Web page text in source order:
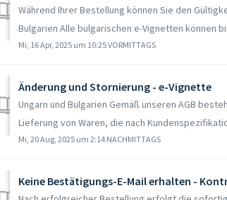
Während Ihrer Bestellung können Sie den
Bulgarien Alle bulgarischen e-Vignetten können
Mi, 16 Apr, 2025 um 10:25 VORMITTAGS
Änderung und Stornierung - e-Vignette
Ungarn und Bulgarien Gemäß unseren AGB
Lieferung von Waren, die nach
Mi, 20 Aug, 2025 um 2:14 NACHMITTAGS
Keine Bestätigungs-E-Mail erhalten -